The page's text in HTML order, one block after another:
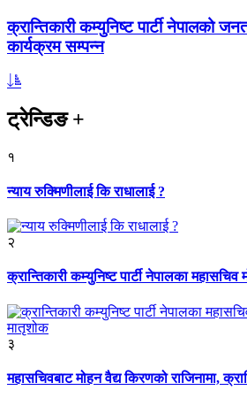
क्रान्तिकारी कम्युनिष्ट पार्टी नेपालको
कार्यक्रम सम्पन्न
ट्रेन्डिङ+
१
न्याय रुक्मिणीलाई कि राधालाई ?
२
क्रान्तिकारी कम्युनिष्ट पार्टी नेपालका महासचिव
३
महासचिवबाट मोहन वैद्य किरणको राजिनामा,